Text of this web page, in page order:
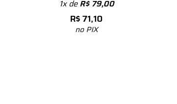
1x deR$79,00
R$71,10
no PIX